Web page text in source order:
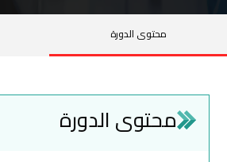
محتوى الدورة
محتوى الدورة